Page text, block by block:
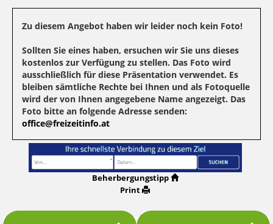
Zu diesem Angebot haben wir leider noch kein Foto!
Sollten Sie eines haben, ersuchen wir Sie uns dieses
kostenlos zur Verfügung zu stellen. Das Foto wird
ausschließlich für diese Präsentation verwendet. Es
bleiben sämtliche Rechte bei Ihnen und als Fotoquelle
wird der von Ihnen angegebene Name angezeigt. Das
Foto bitte an folgende Adresse senden:
office@freizeitinfo.at
Beherbergungstipp
Print